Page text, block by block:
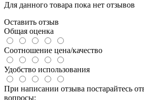
Для данного товара пока нет отзывов
Оставить отзыв
Общая оценка
Соотношение цена/качество
Удобство использования
При написании отзыва постарайтесь
вопросы: